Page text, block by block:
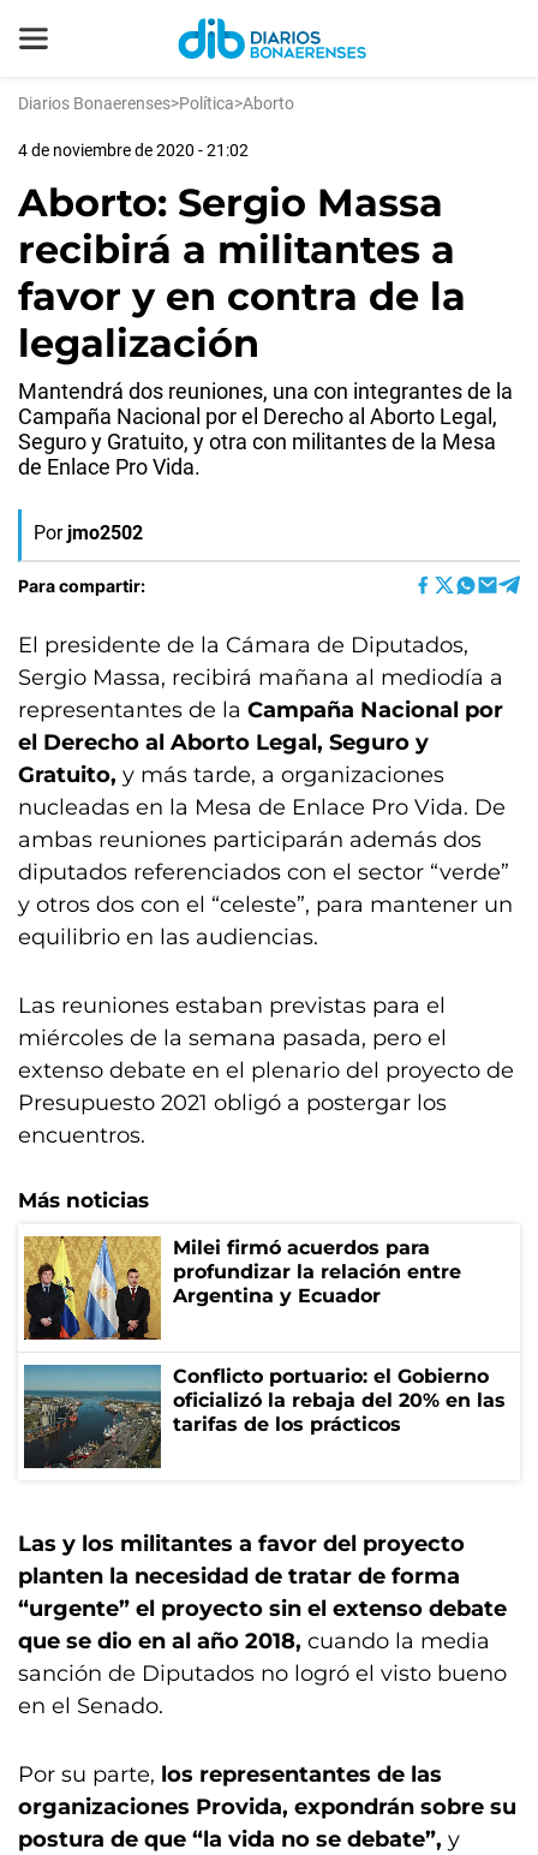
Diarios Bonaerenses>Política>Aborto
4 de noviembre de 2020 - 21:02
Aborto: Sergio Massa
recibirá a militantes a
favor y en contra de la
legalización
Mantendrá dos reuniones, una con integrantes de la
Campaña Nacional por el Derecho al Aborto Legal,
Seguro y Gratuito, y otra con militantes de la Mesa
de Enlace Pro Vida.
Por jmo2502
Para compartir:
El presidente de la Cámara de Diputados,
Sergio Massa, recibirá mañana al mediodía a
representantes de la Campaña Nacional por
el Derecho al Aborto Legal, Seguro y
Gratuito, y más tarde, a organizaciones
nucleadas en la Mesa de Enlace Pro Vida. De
ambas reuniones participarán además dos
diputados referenciados con el sector “verde”
y otros dos con el “celeste”, para mantener un
equilibrio en las audiencias.
Las reuniones estaban previstas para el
miércoles de la semana pasada, pero el
extenso debate en el plenario del proyecto de
Presupuesto 2021 obligó a postergar los
encuentros.
Más noticias
Milei firmó acuerdos para
profundizar la relación entre
Argentina y Ecuador
Conflicto portuario: el Gobierno
oficializó la rebaja del 20% en las
tarifas de los prácticos
Las y los militantes a favor del proyecto
planten la necesidad de tratar de forma
“urgente” el proyecto sin el extenso debate
que se dio en al año 2018, cuando la media
sanción de Diputados no logró el visto bueno
en el Senado.
Por su parte, los representantes de las
organizaciones Provida, expondrán sobre su
postura de que “la vida no se debate”, y